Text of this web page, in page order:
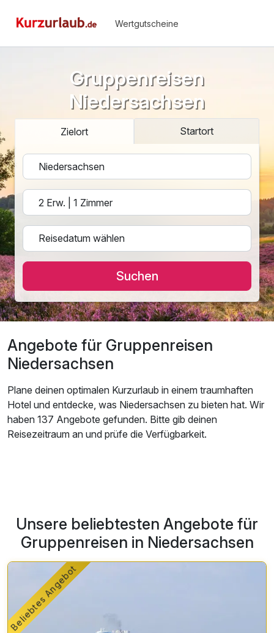
Wertgutscheine
Gruppenreisen
Niedersachsen
Zielort Startort
Suchen
Angebote für Gruppenreisen
Niedersachsen
Plane deinen optimalen Kurzurlaub in einem traumhaften
Hotel und entdecke, was Niedersachsen zu bieten hat. Wir
haben 137 Angebote gefunden. Bitte gib deinen
Reisezeitraum an und prüfe die Verfügbarkeit.
Unsere beliebtesten Angebote für
Gruppenreisen in Niedersachsen
Beliebtes Angebot